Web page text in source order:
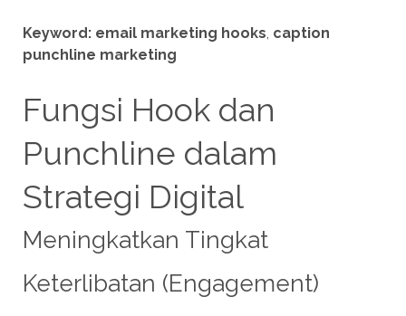
Keyword: email marketing hooks, caption
punchline marketing
Fungsi Hook dan
Punchline dalam
Strategi Digital
Meningkatkan Tingkat
Keterlibatan (Engagement)